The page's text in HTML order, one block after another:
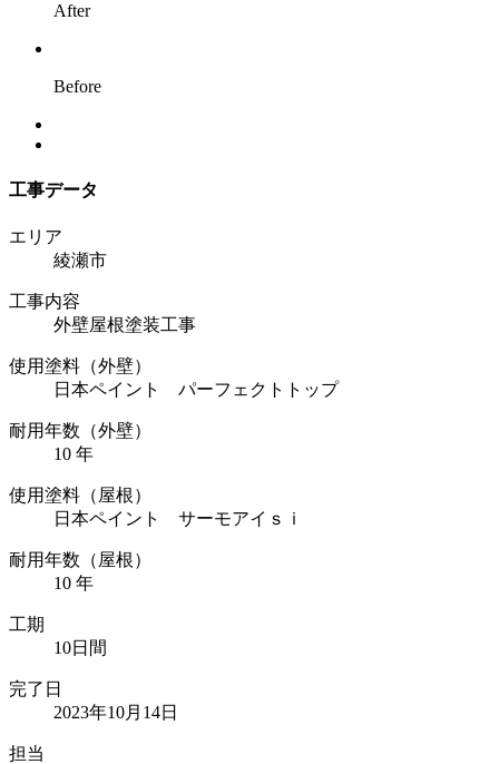
After
Before
工事データ
エリア
綾瀬市
工事内容
外壁屋根塗装工事
使用塗料（外壁）
日本ペイント パーフェクトトップ
耐用年数（外壁）
10 年
使用塗料（屋根）
日本ペイント サーモアイｓｉ
耐用年数（屋根）
10 年
工期
10日間
完了日
2023年10月14日
担当